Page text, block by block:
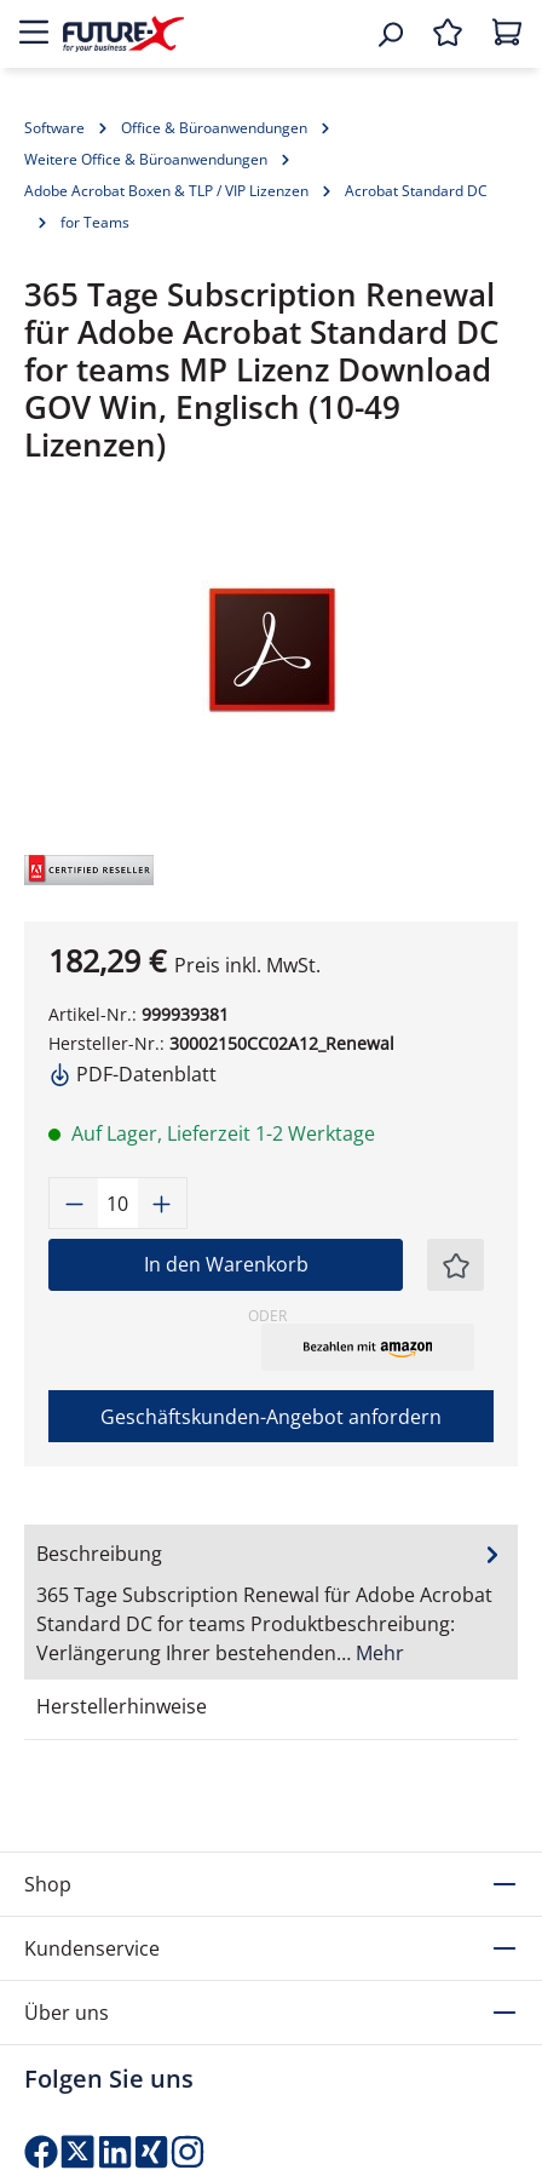
Software
Office & Büroanwendungen
Weitere Office & Büroanwendungen
Adobe Acrobat Boxen & TLP / VIP Lizenzen
Acrobat Standard DC
for Teams
365 Tage Subscription Renewal
für Adobe Acrobat Standard DC
for teams MP Lizenz Download
GOV Win, Englisch (10-49
Lizenzen)
182,29 € Preis inkl. MwSt.
Artikel-Nr.: 999939381
Hersteller-Nr.: 30002150CC02A12_Renewal
PDF-Datenblatt
Auf Lager, Lieferzeit 1-2 Werktage
Produkt Anzahl: Gib den
In den Warenkorb
ODER
Geschäftskunden-Angebot anfordern
Beschreibung
365 Tage Subscription Renewal für Adobe Acrobat
Standard DC for teams Produktbeschreibung:
Verlängerung Ihrer bestehenden… Mehr
Herstellerhinweise
Shop
Kundenservice
Über uns
Folgen Sie uns